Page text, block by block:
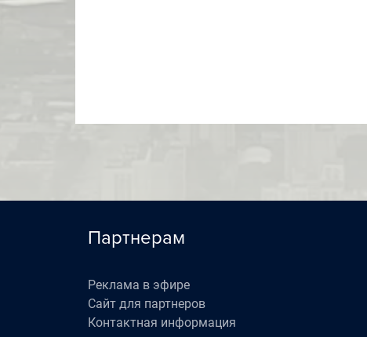
Партнерам
Реклама в эфире
Сайт для партнеров
Контактная информация